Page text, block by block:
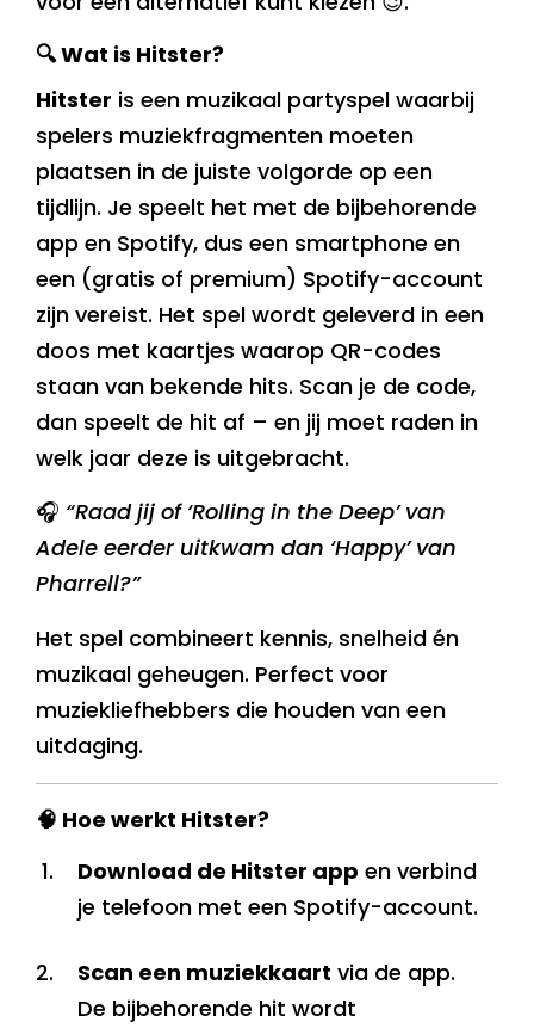
🔍 Wat is Hitster?
Hitster is een muzikaal partyspel waarbij
spelers muziekfragmenten moeten
plaatsen in de juiste volgorde op een
tijdlijn. Je speelt het met de bijbehorende
app en Spotify, dus een smartphone en
een (gratis of premium) Spotify-account
zijn vereist. Het spel wordt geleverd in een
doos met kaartjes waarop QR-codes
staan van bekende hits. Scan je de code,
dan speelt de hit af – en jij moet raden in
welk jaar deze is uitgebracht.
🎧 “Raad jij of ‘Rolling in the Deep’ van
Adele eerder uitkwam dan ‘Happy’ van
Pharrell?”
Het spel combineert kennis, snelheid én
muzikaal geheugen. Perfect voor
muziekliefhebbers die houden van een
uitdaging.
🧠 Hoe werkt Hitster?
Download de Hitster app en verbind
je telefoon met een Spotify-account.
Scan een muziekkaart via de app.
De bijbehorende hit wordt